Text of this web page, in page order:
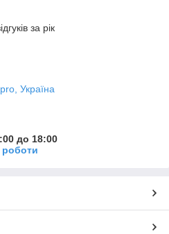
за рік
Україна
до 18:00
роботи